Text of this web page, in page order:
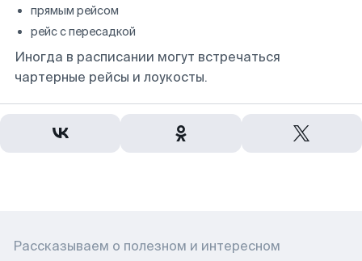
прямым рейсом
рейс с пересадкой
Иногда в расписании могут встречаться
чартерные рейсы и лоукосты.
Рассказываем о полезном и интересном